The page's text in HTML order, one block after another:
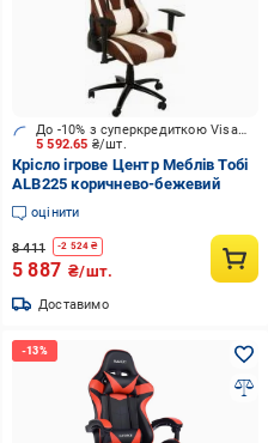
5 592.65 ₴/шт.
До -10% з суперкредиткою Visa Вигода
Крісло ігрове Центр Меблів Тобі
ALB225 коричнево-бежевий
оцінити
8 411 -2 524 ₴
5 887 ₴/шт.
Доставимо